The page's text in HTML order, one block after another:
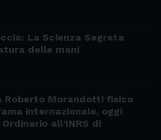
La Scienza Segreta
delle mani
Roberto Morandotti fisico
internazionale, oggi
all’INRS di